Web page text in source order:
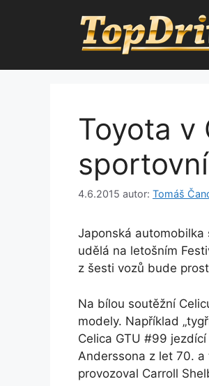
Toyota v
4.6.2015 autor: Tomáš
Japonská
udělá na letošním
z šesti vozů bude
Na bílou soutěžní
modely. Například
Celica GTU #99
Anderssona z let 70.
provozoval Carroll